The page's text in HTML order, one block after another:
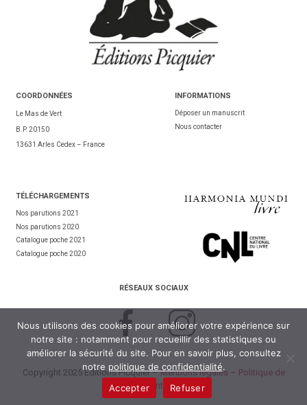
COORDONNÉES
Le Mas de Vert
B.P. 20150
13631 Arles Cedex – France
INFORMATIONS
Déposer un manuscrit
Nous contacter
TÉLÉCHARGEMENTS
Nos parutions 2021
Nos parutions 2020
Catalogue poche 2021
Catalogue poche 2020
RÉSEAUX SOCIAUX
Copyright 2025 Éditions Picquier –Mentions légales – Politique de
confidentialité
Nous utilisons des cookies pour améliorer votre expérience sur
notre site : notamment pour recueillir des statistiques ou
améliorer la sécurité du site. Pour en savoir plus, consultez
notre politique de confidentialité.
Accepter
Refuser